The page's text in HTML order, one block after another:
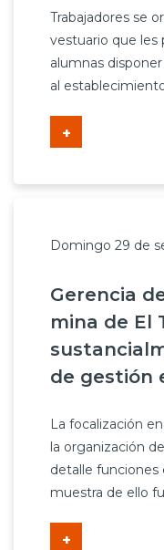
Trabajadores se
vestuario que les
alumnas
al
+
Domingo 29 de
Gerencia
mina de El
de gestión
La focalización
la organización
detalle funciones
muestra de ello
+